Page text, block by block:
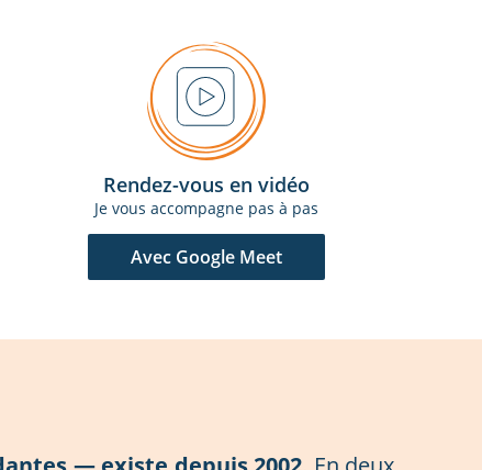
Rendez-vous en vidéo
Je vous accompagne pas à pas
Avec Google Meet